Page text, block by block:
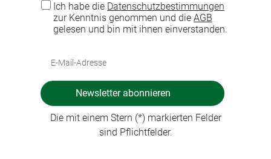
Ich habe die Datenschutzbestimmungen
zur Kenntnis genommen und die AGB
gelesen und bin mit ihnen einverstanden.
Newsletter abonnieren
Die mit einem Stern (*) markierten Felder
sind Pflichtfelder.